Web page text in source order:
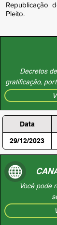
Republicação
Pleito.
Decretos
gratificação,
Data
29/12/2023
Você pode